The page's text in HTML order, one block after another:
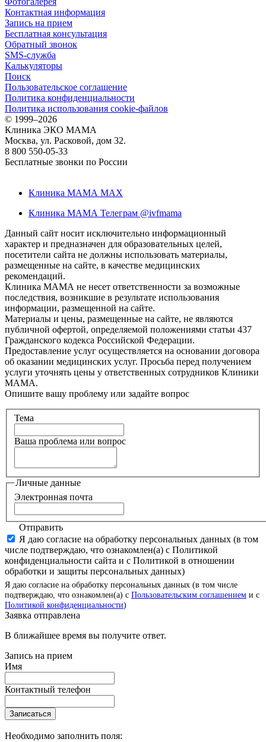
Контактная информация
Запись на прием
Бесплатная консультация
Обратный звонок
SMS-служба
Калькуляторы
Поиск
Пользовательское соглашение
Политика конфиденциальности
Политика использования cookie-файлов
© 1999–2026
Клиника ЭКО МАМА
Москва, ул. Расковой, дом 32.
8 800 550-05-33
Бесплатные звонки по России
Клиника МАМА MAX
Клиника МАМА Телеграм @ivfmama
Данный сайт носит исключительно информационный
характер и предназначен для образовательных целей,
посетители сайта не должны использовать материалы,
размещенные на сайте, в качестве медицинских
рекомендаций.
Клиника МАМА не несет ответственности за возможные
последствия, возникшие в результате использования
информации, размещенной на сайте.
Материалы и цены, размещенные на сайте, не являются
публичной офертой, определяемой положениями статьи 437
Гражданского кодекса Российской Федерации.
Предоставление услуг осуществляется на основании договора
об оказании медицинских услуг. Просьба перед получением
услуги уточнять цены у ответственных сотрудников Клиники
МАМА.
Опишите вашу проблему или задайте вопрос
Тема
Ваша проблема или вопрос
Личные данные
Электронная почта
Отправить
Я даю согласие на обработку персональных данных (в том
числе подтверждаю, что ознакомлен(а) с Политикой
конфиденциальности сайта и с Политикой в отношении
обработки и защиты персональных данных)
Я даю согласие на обработку персональных данных (в том числе
подтверждаю, что ознакомлен(а) с Пользовательским соглашением и с
Политикой конфиденциальности)
Заявка отправлена
В ближайшее время вы получите ответ.
Запись на прием
Имя
Контактный телефон
Записаться
Необходимо заполнить поля: